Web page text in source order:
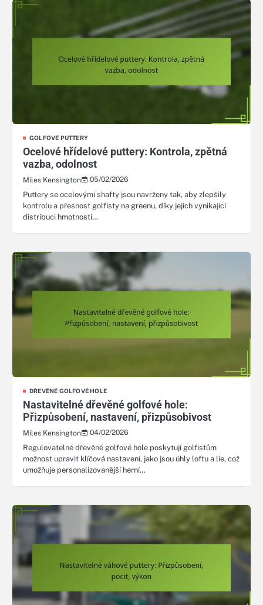
GOLFOVÉ PUTTERY
Ocelové hřídelové puttery: Kontrola, zpětná
vazba, odolnost
Miles Kensington
05/02/2026
Puttery se ocelovými shafty jsou navrženy tak, aby zlepšily
kontrolu a přesnost golfisty na greenu, díky jejich vynikající
distribuci hmotnosti…
DŘEVĚNÉ GOLFOVÉ HOLE
Nastavitelné dřevěné golfové hole:
Přizpůsobení, nastavení, přizpůsobivost
Miles Kensington
04/02/2026
Regulovatelné dřevěné golfové hole poskytují golfistům
možnost upravit klíčová nastavení, jako jsou úhly loftu a lie, což
umožňuje personalizovanější herní…